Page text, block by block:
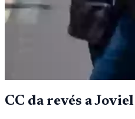
CC da revés a